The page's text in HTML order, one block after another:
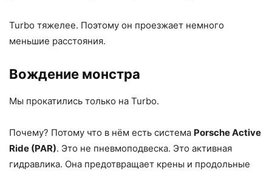
Turbo тяжелее. Поэтому он проезжает немного
меньшие расстояния.
Вождение монстра
Мы прокатились только на Turbo.
Почему? Потому что в нём есть система Porsche Active
Ride (PAR). Это не пневмоподвеска. Это активная
гидравлика. Она предотвращает крены и продольные